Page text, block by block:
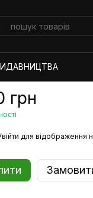
грн
для відображення